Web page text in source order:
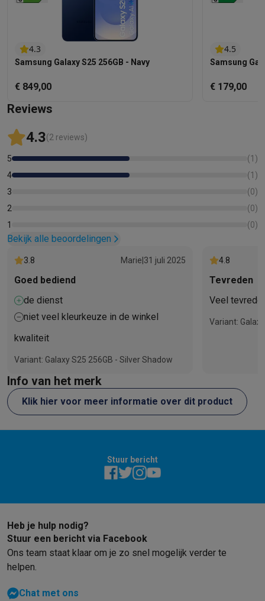
4.3
Samsung Galaxy S25 256GB - Navy
€ 849,00
4.5
Samsung
€ 179,00
Reviews
4.3(2 reviews)
5 (1 )
4
(1 )
3
(0)
2
(0)
1
(0)
Bekijk alle beoordelingen
3.8 Marie 31 juli 2025
Goed bediend
de dienst
niet veel kleurkeuze in de winkel
kwaliteit
Variant: Galaxy S25 256GB - Silver Shadow
4.8
Tevreden
Veel
Variant:
Info van het merk
Klik hier voor meer informatie over dit product
Stuur bericht
Heb je hulp nodig?
Stuur een bericht via Facebook
Ons team staat klaar om je zo snel mogelijk verder te
helpen.
Chat met ons